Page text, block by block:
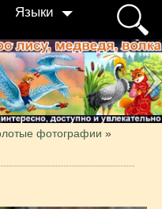
Языки
фотографии »